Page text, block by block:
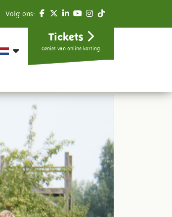
Volg ons:
Tickets
Geniet van online korting.